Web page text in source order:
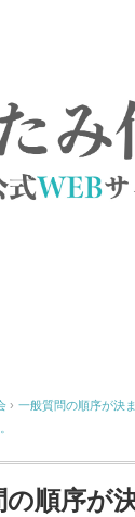
› 一般質問の順序が決
の順序が